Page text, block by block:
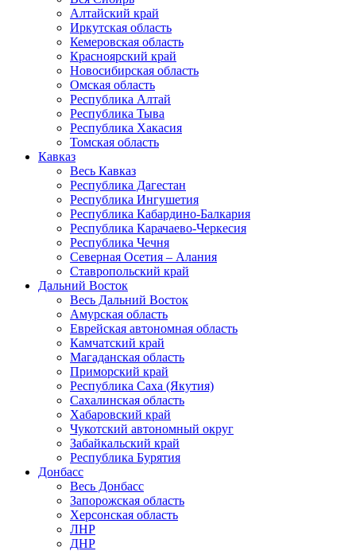
Алтайский край
Иркутская область
Кемеровская область
Красноярский край
Новосибирская область
Омская область
Республика Алтай
Республика Тыва
Республика Хакасия
Томская область
Кавказ
Весь Кавказ
Республика Дагестан
Республика Ингушетия
Республика Кабардино-Балкария
Республика Карачаево-Черкесия
Республика Чечня
Северная Осетия – Алания
Ставропольский край
Дальний Восток
Весь Дальний Восток
Амурская область
Еврейская автономная область
Камчатский край
Магаданская область
Приморский край
Республика Саха (Якутия)
Сахалинская область
Хабаровский край
Чукотский автономный округ
Забайкальский край
Республика Бурятия
Донбасс
Весь Донбасс
Запорожская область
Херсонская область
ЛНР
ДНР